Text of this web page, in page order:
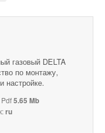
газовый DELTA
по монтажу,
настройке.
Pdf5.65 Mb
ru